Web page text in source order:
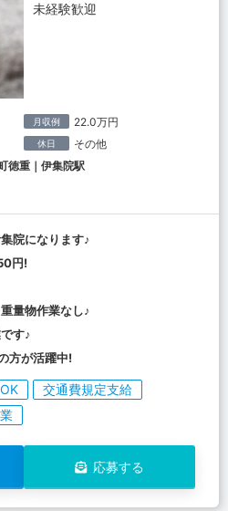
未経験歓迎
月収例 22.0万円
休日 その他
徳重｜伊集院駅
院になります♪
円!
量物作業なし♪
す♪
方が活躍中!
交通費規定支給
応募する